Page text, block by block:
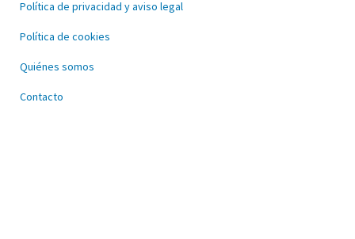
Política de privacidad y aviso legal
Política de cookies
Quiénes somos
Contacto